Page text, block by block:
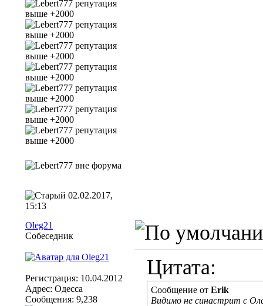
02.02.2017,
15:13
Oleg21
Собеседник
Регистрация: 10.04.2012
Адрес: Одесса
Сообщения: 9,238
Цитата:
Сообщение от Erik
Видимо не синастрит с